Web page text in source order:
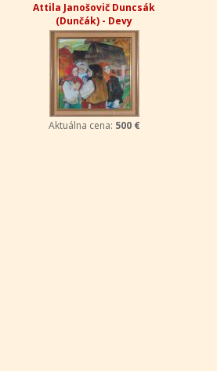
Attila Janošovič Duncsák
(Dunčák) - Devy
Aktuálna cena: 500 €